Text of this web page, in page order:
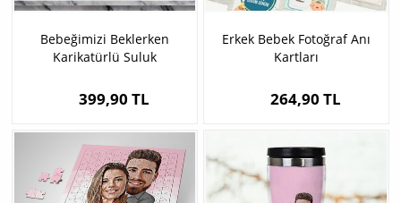
Bebeğimizi Beklerken
Karikatürlü Suluk
399,90 TL
Erkek Bebek Fotoğraf Anı
Kartları
264,90 TL